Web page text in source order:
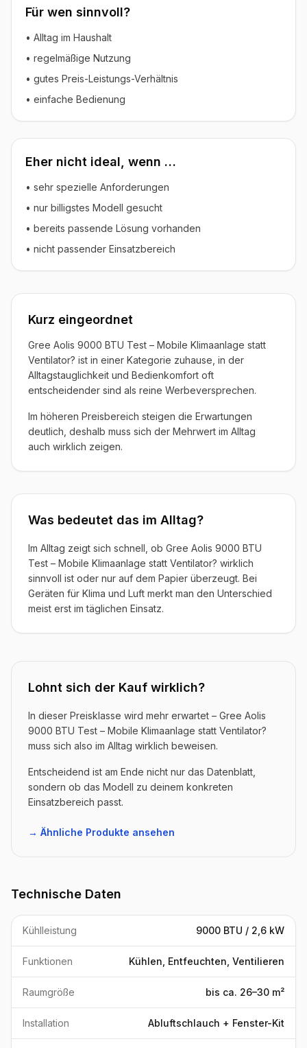
Für wen sinnvoll?
• Alltag im Haushalt
• regelmäßige Nutzung
• gutes Preis-Leistungs-Verhältnis
• einfache Bedienung
Eher nicht ideal, wenn …
• sehr spezielle Anforderungen
• nur billigstes Modell gesucht
• bereits passende Lösung vorhanden
• nicht passender Einsatzbereich
Kurz eingeordnet
Gree Aolis 9000 BTU Test – Mobile Klimaanlage statt
Ventilator? ist in einer Kategorie zuhause, in der
Alltagstauglichkeit und Bedienkomfort oft
entscheidender sind als reine Werbeversprechen.
Im höheren Preisbereich steigen die Erwartungen
deutlich, deshalb muss sich der Mehrwert im Alltag
auch wirklich zeigen.
Was bedeutet das im Alltag?
Im Alltag zeigt sich schnell, ob Gree Aolis 9000 BTU
Test – Mobile Klimaanlage statt Ventilator? wirklich
sinnvoll ist oder nur auf dem Papier überzeugt. Bei
Geräten für Klima und Luft merkt man den Unterschied
meist erst im täglichen Einsatz.
Lohnt sich der Kauf wirklich?
In dieser Preisklasse wird mehr erwartet – Gree Aolis
9000 BTU Test – Mobile Klimaanlage statt Ventilator?
muss sich also im Alltag wirklich beweisen.
Entscheidend ist am Ende nicht nur das Datenblatt,
sondern ob das Modell zu deinem konkreten
Einsatzbereich passt.
→ Ähnliche Produkte ansehen
Technische Daten
Kühlleistung 9000 BTU / 2,6 kW
Funktionen Kühlen, Entfeuchten, Ventilieren
Raumgröße bis ca. 26–30 m²
Installation Abluftschlauch + Fenster-Kit